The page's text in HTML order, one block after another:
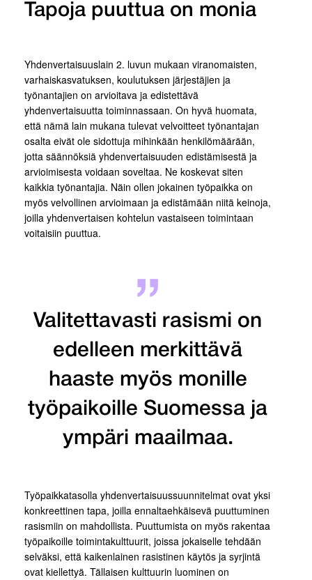
Tapoja puuttua on monia
Yhdenvertaisuuslain 2. luvun mukaan viranomaisten,
varhaiskasvatuksen, koulutuksen järjestäjien ja
työnantajien on arvioitava ja edistettävä
yhdenvertaisuutta toiminnassaan. On hyvä huomata,
että nämä lain mukana tulevat velvoitteet työnantajan
osalta eivät ole sidottuja mihinkään henkilömäärään,
jotta säännöksiä yhdenvertaisuuden edistämisestä ja
arvioimisesta voidaan soveltaa. Ne koskevat siten
kaikkia työnantajia. Näin ollen jokainen työpaikka on
myös velvollinen arvioimaan ja edistämään niitä keinoja,
joilla yhdenvertaisen kohtelun vastaiseen toimintaan
voitaisiin puuttua.
Valitettavasti rasismi on
edelleen merkittävä
haaste myös monille
työpaikoille Suomessa ja
ympäri maailmaa.
Työpaikkatasolla yhdenvertaisuussuunnitelmat ovat yksi
konkreettinen tapa, joilla ennaltaehkäisevä puuttuminen
rasismiin on mahdollista. Puuttumista on myös rakentaa
työpaikoille toimintakulttuurit, joissa jokaiselle tehdään
selväksi, että kaikenlainen rasistinen käytös ja syrjintä
ovat kiellettyä. Tällaisen kulttuurin luominen on